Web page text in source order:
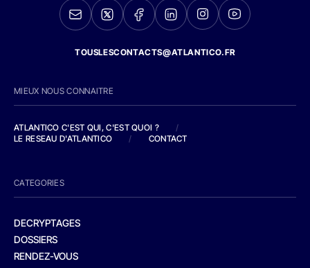
TOUSLESCONTACTS@ATLANTICO.FR
MIEUX NOUS CONNAITRE
ATLANTICO C'EST QUI, C'EST QUOI ?
/
LE RESEAU D'ATLANTICO
/ CONTACT
CATEGORIES
DECRYPTAGES
DOSSIERS
RENDEZ-VOUS